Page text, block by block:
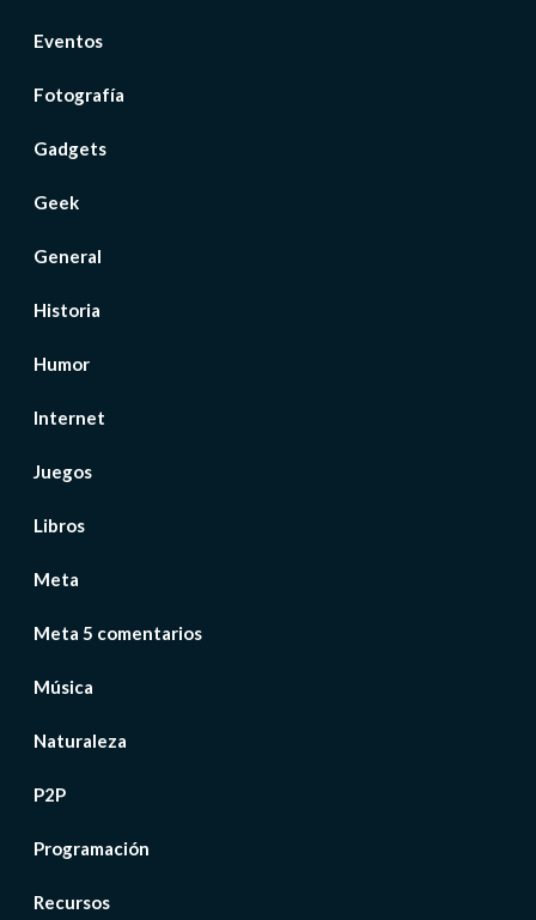
Eventos
Fotografía
Gadgets
Geek
General
Historia
Humor
Internet
Juegos
Libros
Meta
Meta 5 comentarios
Música
Naturaleza
P2P
Programación
Recursos